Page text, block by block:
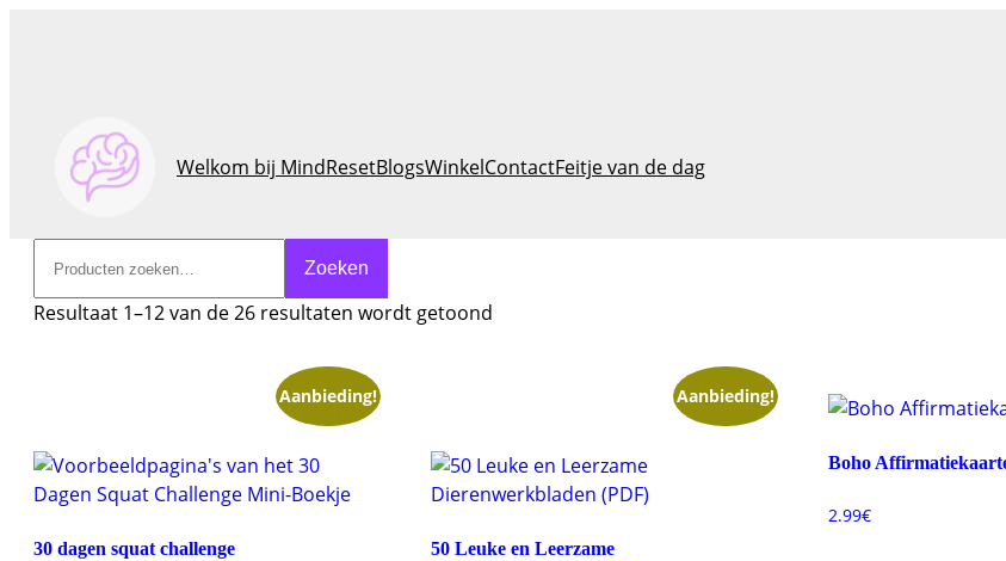
Welkom bij MindResetBlogsWinkelContactFeitje van de dag
Zoeken
Resultaat 1–12 van de 26 resultaten wordt getoond
Aanbieding!
30 dagen squat challenge
Aanbieding!
50 Leuke en Leerzame
Boho
2.99€